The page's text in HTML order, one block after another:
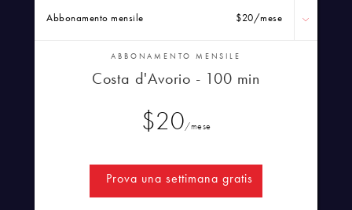
Abbonamento mensile $20/mese
ABBONAMENTO MENSILE
Costa d'Avorio - 100 min
$20/mese
Prova una settimana gratis